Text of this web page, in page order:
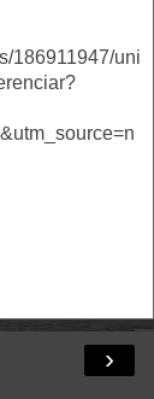
186911947/uni
›